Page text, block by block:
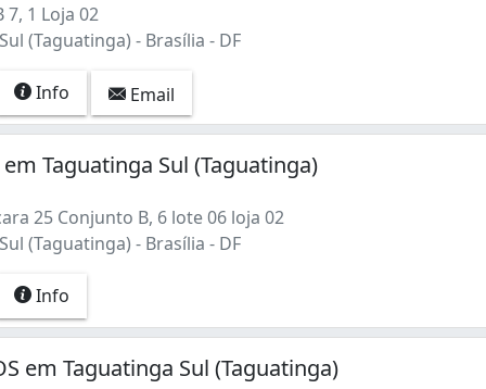
(1)
(3)
(1)
7, 1 Loja 02
(Taguatinga) - Brasília - DF
Info Email
Taguatinga Sul (Taguatinga)
25 Conjunto B, 6 lote 06 loja 02
(Taguatinga) - Brasília - DF
Info
em Taguatinga Sul (Taguatinga)